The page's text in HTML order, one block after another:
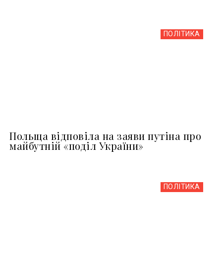
ПОЛІТИКА
Польща відповіла на заяви путіна про
майбутній «поділ України»
ПОЛІТИКА